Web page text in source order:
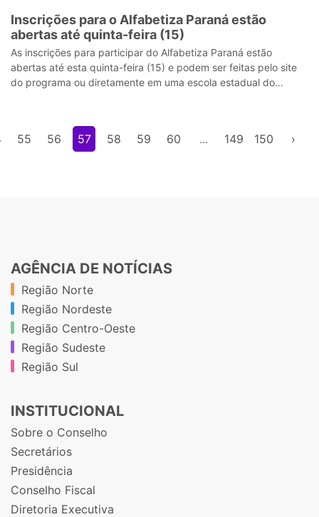
Inscrições para o Alfabetiza Paraná estão
abertas até quinta-feira (15)
As inscrições para participar do Alfabetiza Paraná estão
abertas até esta quinta-feira (15) e podem ser feitas pelo site
do programa ou diretamente em uma escola estadual do
55 56 57 58 59 60 ... 149 150 ›
AGÊNCIA DE NOTÍCIAS
Região Norte
Região Nordeste
Região Centro-Oeste
Região Sudeste
Região Sul
INSTITUCIONAL
Sobre o Conselho
Secretários
Presidência
Conselho Fiscal
Diretoria Executiva